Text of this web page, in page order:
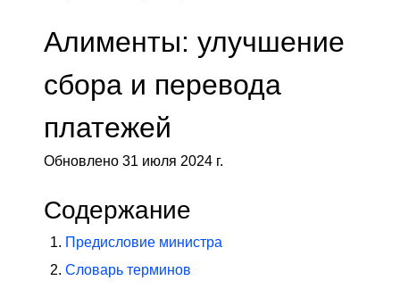
Алименты: улучшение
сбора и перевода
платежей
Обновлено 31 июля 2024 г.
Содержание
Предисловие министра
Словарь терминов